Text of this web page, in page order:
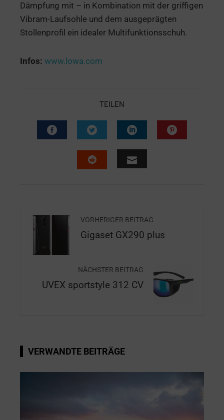
Dämpfung mit – in Kombination mit der griffigen
Vibram-Laufsohle und dem ausgeprägten
Stollenprofil ein idealer Multifunktionsschuh.
Infos: www.lowa.com
TEILEN
VORHERIGER BEITRAG
Gigaset GX290 plus
NÄCHSTER BEITRAG
UVEX sportstyle 312 CV
VERWANDTE BEITRÄGE